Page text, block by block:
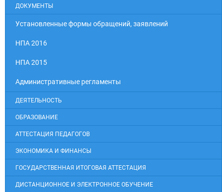
ДОКУМЕНТЫ
Установленные формы обращений, заявлений
НПА 2016
НПА 2015
Административные регламенты
ДЕЯТЕЛЬНОСТЬ
ОБРАЗОВАНИЕ
АТТЕСТАЦИЯ ПЕДАГОГОВ
ЭКОНОМИКА И ФИНАНСЫ
ГОСУДАРСТВЕННАЯ ИТОГОВАЯ АТТЕСТАЦИЯ
ДИСТАНЦИОННОЕ И ЭЛЕКТРОННОЕ ОБУЧЕНИЕ